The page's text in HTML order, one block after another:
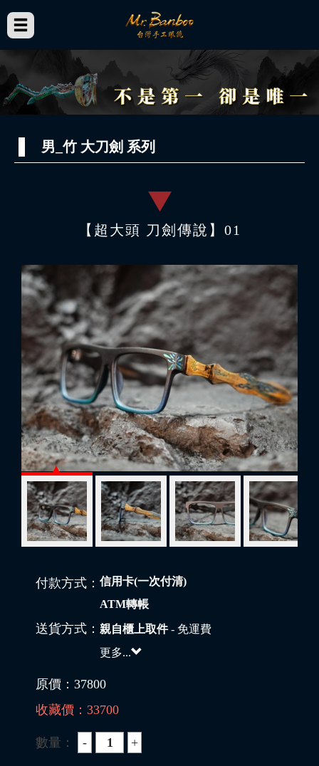
男_竹 大刀劍 系列
【超大頭 刀劍傳說】01
付款方式： 信用卡(一次付清)
ATM轉帳
送貨方式： 親自櫃上取件- 免運費
更多...
原價： 37800
收藏價： 33700
數量：